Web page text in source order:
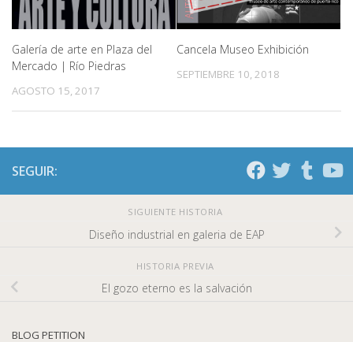
Galería de arte en Plaza del
Mercado | Río Piedras
AGOSTO 15, 2017
Cancela Museo Exhibición
SEPTIEMBRE 10, 2018
SEGUIR:
SIGUIENTE HISTORIA
Diseño industrial en galeria de EAP
HISTORIA PREVIA
El gozo eterno es la salvación
BLOG PETITION